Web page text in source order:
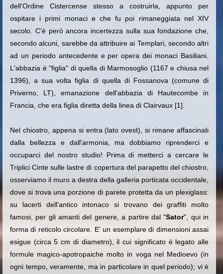
dell'Ordine Cistercense stesso a costruirla, appunto per
ospitare i primi monaci e che fu poi rimaneggiata nel XIV
secolo. C'è però ancora incertezza sulla sua fondazione che,
secondo alcuni, sarebbe da attribuire ai Templari, secondo altri
ad un periodo antecedente e per opera dei monaci Basiliani.
L'abbazia è "figlia" di quella di Marmosoglio (1167 e chiusa nel
1396), a sua volta figlia di quella di Fossanova (comune di
Priverno, LT), emanazione dell'abbazia di Hautecombein
Francia, che era figlia diretta della linea di Clairvaux [1].
Nel chiostro, appena si entra (lato ovest), si rimane affascinati
dalla bellezza e dall'armonia, ma dobbiamo riprenderci e
occuparci del nostro studio! Prima di metterci a cercare le
Triplici Cinte sulle lastre di copertura del parapetto del chiostro,
osserviamo il muro a destra della galleria porticata occidentale,
dove si trova una porzione di parete protetta da un plexiglass:
su lacerti dell'antico intonaco si trovano dei graffiti molto
famosi, per gli amanti del genere, a partire dal "Sator", qui in
forma di reticolo circolare. E' un esemplare di dimensioni assai
esigue (circa 5 cm di diametro), il cui significato è legato alle
formule magico-apotropaiche molto in voga nel Medioevo (in
ogni tempo, veramente, ma in particolare in quel periodo); vi è